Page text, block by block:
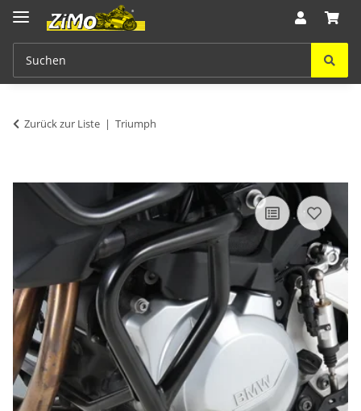
Zurück zur Liste Triumph